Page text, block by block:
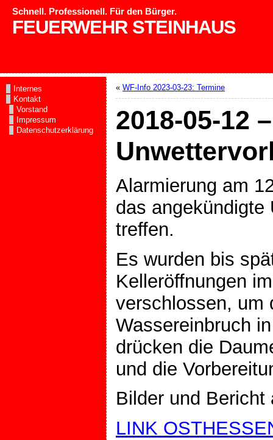
FEUERWEHR STEINHAUS
Schnell. Professionell. Für den Bürger.
Internes
Kontakt
Vorstand
Impressum
Datenschutzerklärung
« WF-Info 2023-03-23: Termine
2018-05-12
Alarmierung am
das angekündigte
treffen.
Es wurden bis
Kelleröffnungen
verschlossen, um
Wassereinbruch
drücken die
und die
Bilder und Bericht
LINK